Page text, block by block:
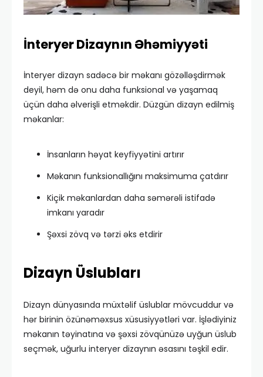
İnteryer Dizaynın Əhəmiyyəti
İnteryer dizayn sadəcə bir məkanı gözəlləşdirmək
deyil, həm də onu daha funksional və yaşamaq
üçün daha əlverişli etməkdir. Düzgün dizayn edilmiş
məkanlar:
İnsanların həyat keyfiyyətini artırır
Məkanın funksionallığını maksimuma çatdırır
Kiçik məkanlardan daha səmərəli istifadə
imkanı yaradır
Şəxsi zövq və tərzi əks etdirir
Dizayn Üslubları
Dizayn dünyasında müxtəlif üslublar mövcuddur və
hər birinin özünəməxsus xüsusiyyətləri var. İşlədiyiniz
məkanın təyinatına və şəxsi zövqünüzə uyğun üslub
seçmək, uğurlu interyer dizaynın əsasını təşkil edir.